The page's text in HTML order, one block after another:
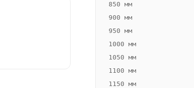
850 мм
900 мм
950 мм
1000 мм
1050 мм
1100 мм
1150 мм